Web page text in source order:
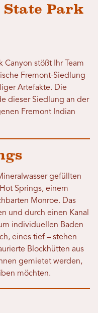
Park
Canyon stößt Ihr Team
Fremont-Siedlung
Artefakte. Die
dieser Siedlung an der
Fremont Indian
gefüllten
Springs, einem
Monroe. Das
und durch einen Kanal
individuellen Baden
eines tief – stehen
Blockhütten aus
gemietet werden,
möchten.